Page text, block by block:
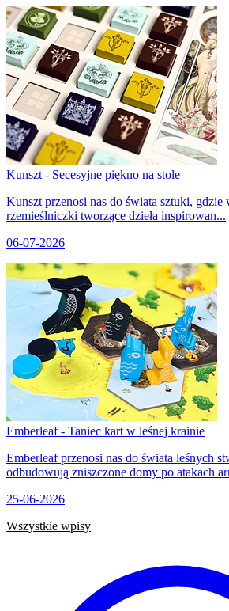
Kunszt - Secesyjne piękno na stole
Kunszt przenosi nas do świata sztuki, gdzie
rzemieślniczki tworzące dzieła inspirowan...
06-07-2026
Emberleaf - Taniec kart w leśnej krainie
Emberleaf przenosi nas do świata leśnych
odbudowują zniszczone domy po atakach
25-06-2026
Wszystkie wpisy